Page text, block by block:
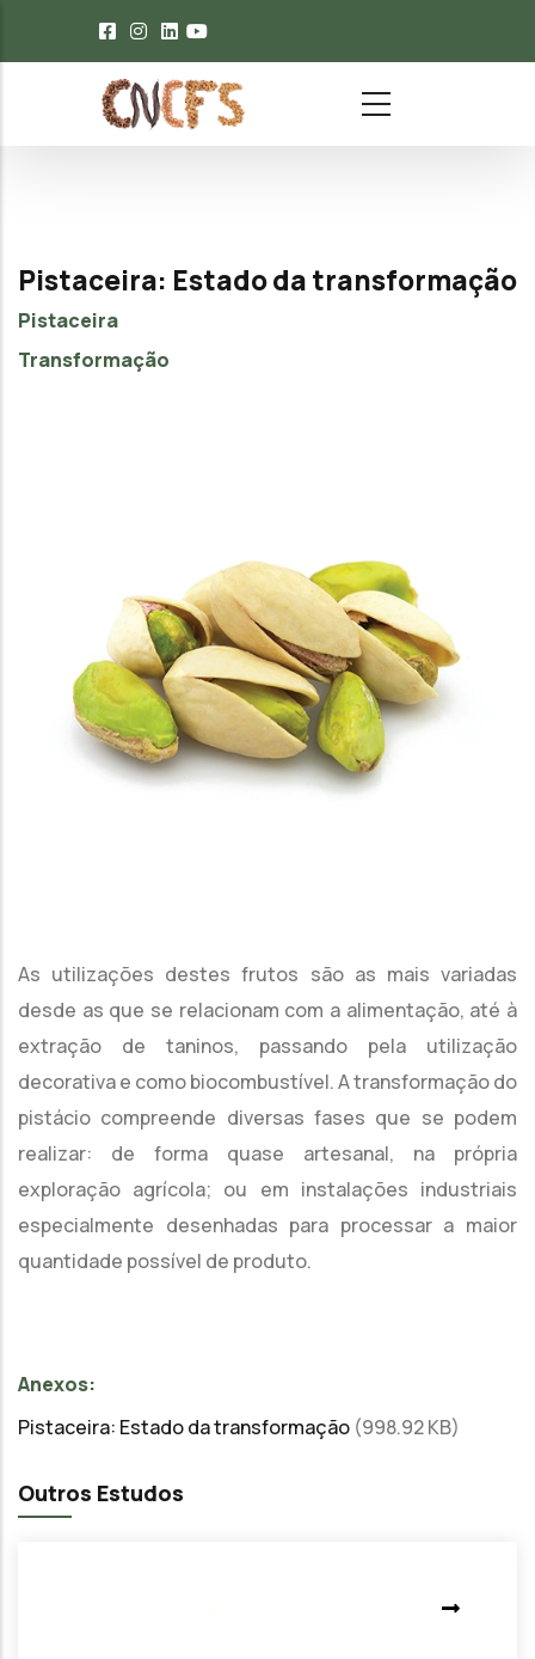
Passar para o conteúdo principal
Pistaceira: Estado da transformação
Pistaceira
Transformação
As utilizações destes frutos são as mais variadas
desde as que se relacionam com a alimentação, até à
extração de taninos, passando pela utilização
decorativa e como biocombustível. A transformação do
pistácio compreende diversas fases que se podem
realizar: de forma quase artesanal, na própria
exploração agrícola; ou em instalações industriais
especialmente desenhadas para processar a maior
quantidade possível de produto.
Anexos:
Pistaceira: Estado da transformação (998.92 KB)
Outros Estudos